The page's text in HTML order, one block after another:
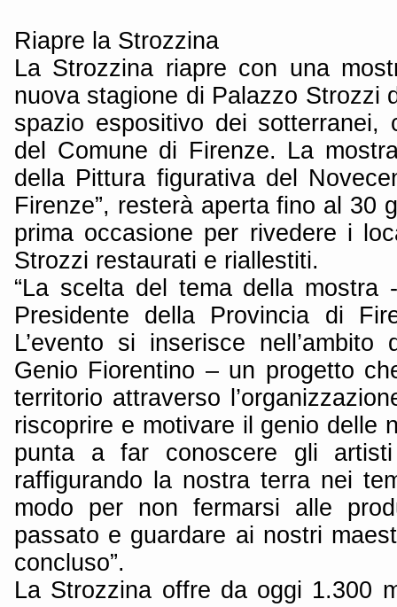
Riapre la Strozzina
La Strozzina riapre con una
nuova stagione di Palazzo Strozzi
spazio espositivo dei sotterranei,
del Comune di Firenze. La
della Pittura figurativa del
Firenze”, resterà aperta fino al 30
prima occasione per rivedere i
Strozzi restaurati e riallestiti.
“La scelta del tema della mostra
Presidente della Provincia di
L’evento si inserisce
Genio Fiorentino – un progetto
territorio attraverso
riscoprire e motivare il genio delle
punta a far conoscere gli
raffigurando la nostra terra nei
modo per non fermarsi alle
passato e guardare ai nostri
concluso”.
La Strozzina offre da oggi 1.300